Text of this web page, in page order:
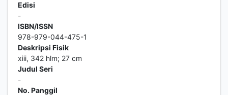
Edisi
-
ISBN/ISSN
978-979-044-475-1
Deskripsi Fisik
xiii, 342 hlm; 27 cm
Judul Seri
-
No. Panggil